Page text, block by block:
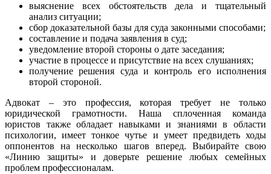
выяснение всех обстоятельств дела и тщательный
анализ ситуации;
сбор доказательной базы для суда законными способами;
составление и подача заявления в суд;
уведомление второй стороны о дате заседания;
участие в процессе и присутствие на всех слушаниях;
получение решения суда и контроль его исполнения
второй стороной.
Адвокат – это профессия, которая требует не только
юридической грамотности. Наша сплоченная команда
юристов также обладает навыками и знаниями в области
психологии, имеет тонкое чутье и умеет предвидеть ходы
оппонентов на несколько шагов вперед. Выбирайте свою
«Линию защиты» и доверьте решение любых семейных
проблем профессионалам.